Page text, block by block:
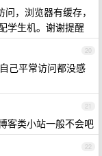
，浏览器有缓存，
学生机。谢谢提醒
20
己平常访问都没感
21
客类小站一般不会吧
22